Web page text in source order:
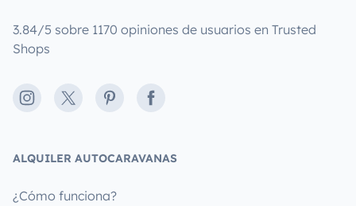
3.84/5 sobre 1170 opiniones de usuarios en Trusted
Shops
Instagram
X PinterestFacebook
ALQUILER AUTOCARAVANAS
¿Cómo funciona?